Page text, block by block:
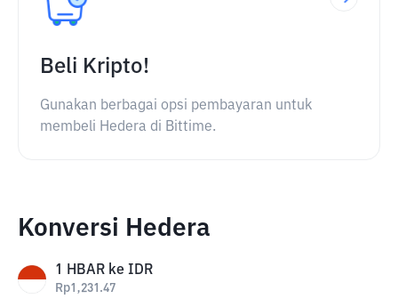
Beli Kripto!
Gunakan berbagai opsi pembayaran untuk
membeli Hedera di Bittime.
Konversi Hedera
1 HBAR ke IDR
Rp1,231.47